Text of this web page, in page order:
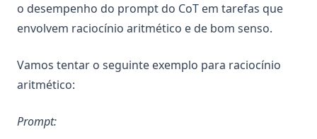
o desempenho do prompt do CoT em tarefas que
envolvem raciocínio aritmético e de bom senso.
Vamos tentar o seguinte exemplo para raciocínio
aritmético:
Prompt: